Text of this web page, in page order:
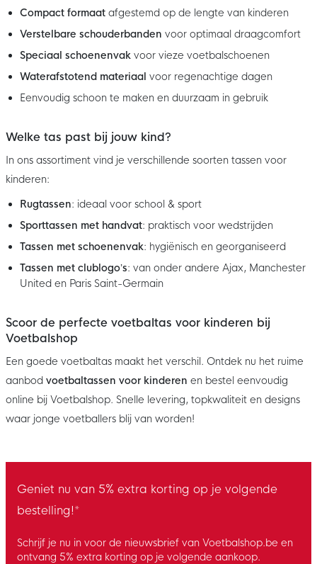
Compact formaat afgestemd op de lengte van kinderen
Verstelbare schouderbanden voor optimaal draagcomfort
Speciaal schoenenvak voor vieze voetbalschoenen
Waterafstotend materiaal voor regenachtige dagen
Eenvoudig schoon te maken en duurzaam in gebruik
Welke tas past bij jouw kind?
In ons assortiment vind je verschillende soorten tassen voor
kinderen:
Rugtassen: ideaal voor school & sport
Sporttassen met handvat: praktisch voor wedstrijden
Tassen met schoenenvak: hygiënisch en georganiseerd
Tassen met clublogo’s: van onder andere Ajax, Manchester
United en Paris Saint-Germain
Scoor de perfecte voetbaltas voor kinderen bij
Voetbalshop
Een goede voetbaltas maakt het verschil. Ontdek nu het ruime
aanbod voetbaltassen voor kinderen en bestel eenvoudig
online bij Voetbalshop. Snelle levering, topkwaliteit en designs
waar jonge voetballers blij van worden!
Geniet nu van 5% extra korting op je volgende
bestelling!*
Schrijf je nu in voor de nieuwsbrief van Voetbalshop.be en
ontvang 5% extra korting op je volgende aankoop.